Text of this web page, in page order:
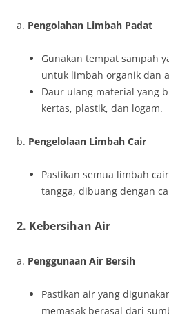
a. Pengolahan Limbah Padat
Gunakan tempat sampah
untuk limbah organik dan
Daur ulang material yang
kertas, plastik, dan logam.
b. Pengelolaan Limbah Cair
Pastikan semua limbah
tangga, dibuang dengan
2. Kebersihan Air
a. Penggunaan Air Bersih
Pastikan air yang
memasak berasal dari